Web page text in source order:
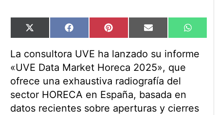
Compartir
en
X
(Twitter)
Compartir
en
Facebook Compartir
en
Pinterest Compartir
en
Email
en
La consultora UVE ha lanzado su informe
«UVE Data Market Horeca 2025», que
ofrece una exhaustiva radiografía del
sector HORECA en España, basada en
datos recientes sobre aperturas y cierres